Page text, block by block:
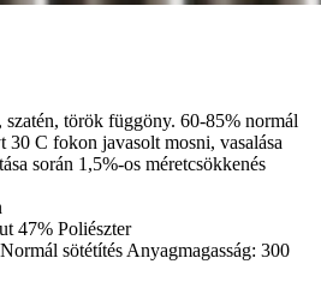
szatén, török függöny. 60-85% normál
30 C fokon javasolt mosni, vasalása
során 1,5%-os méretcsökkenés
47% Poliészter
sötétítés Anyagmagasság: 300